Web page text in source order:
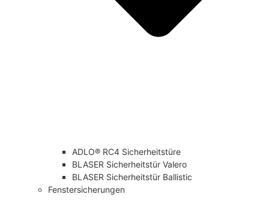
ADLO® RC4 Sicherheitstüre
BLASER Sicherheitstür Valero
BLASER Sicherheitstür Ballistic
Fenstersicherungen